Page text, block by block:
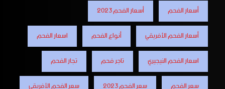
أسعار الفحم
أسعار الفحم 2023
أسعار الفحم الأفريقي
أنواع الفحم
اسعار الفحم
اسعار الفحم النيجيري
تاجر فحم
تجار الفحم